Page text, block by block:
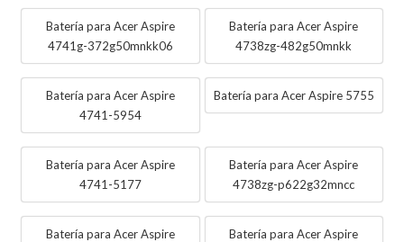
Batería para Acer Aspire
4741g-372g50mnkk06
Batería para Acer Aspire
4738zg-482g50mnkk
Batería para Acer Aspire
4741-5954
Batería para Acer Aspire 5755
Batería para Acer Aspire
4741-5177
Batería para Acer Aspire
4738zg-p622g32mncc
Batería para Acer Aspire
Batería para Acer Aspire